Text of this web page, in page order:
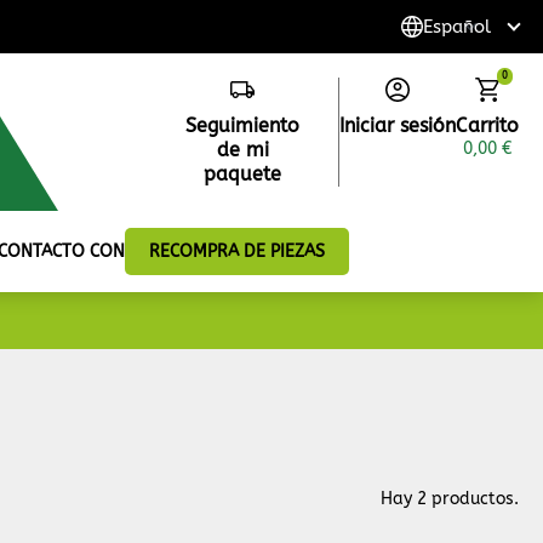
Seguimiento
de mi
paquete
Iniciar sesiónCarrito
0
0,00 €
CON RECOMPRA DE PIEZAS
Hay 2 productos.